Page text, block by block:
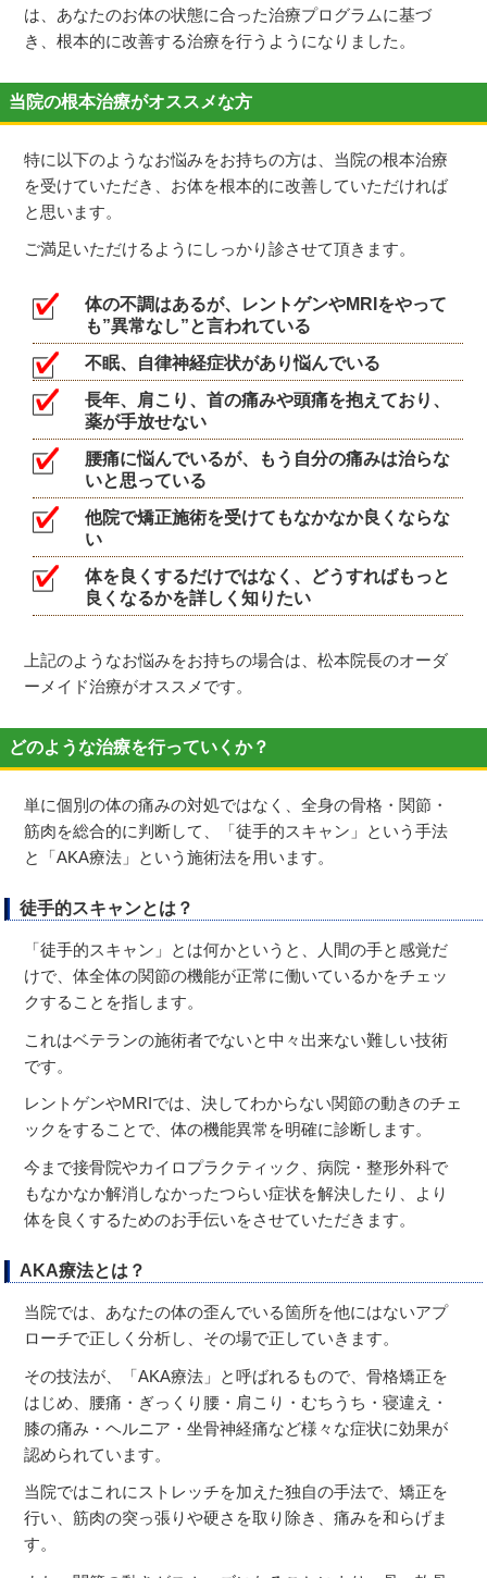
は、あなたのお体の状態に合った治療プログラムに基づ
き、根本的に改善する治療を行うようになりました。
当院の根本治療がオススメな方
特に以下のようなお悩みをお持ちの方は、当院の根本治療
を受けていただき、お体を根本的に改善していただければ
と思います。
ご満足いただけるようにしっかり診させて頂きます。
体の不調はあるが、レントゲンやMRIをやって
も”異常なし”と言われている
不眠、自律神経症状があり悩んでいる
長年、肩こり、首の痛みや頭痛を抱えており、
薬が手放せない
腰痛に悩んでいるが、もう自分の痛みは治らな
いと思っている
他院で矯正施術を受けてもなかなか良くならな
い
体を良くするだけではなく、どうすればもっと
良くなるかを詳しく知りたい
上記のようなお悩みをお持ちの場合は、松本院長のオーダ
ーメイド治療がオススメです。
どのような治療を行っていくか？
単に個別の体の痛みの対処ではなく、全身の骨格・関節・
筋肉を総合的に判断して、「徒手的スキャン」という手法
と「AKA療法」という施術法を用います。
徒手的スキャンとは？
「徒手的スキャン」とは何かというと、人間の手と感覚だ
けで、体全体の関節の機能が正常に働いているかをチェッ
クすることを指します。
これはベテランの施術者でないと中々出来ない難しい技術
です。
レントゲンやMRIでは、決してわからない関節の動きのチェ
ックをすることで、体の機能異常を明確に診断します。
今まで接骨院やカイロプラクティック、病院・整形外科で
もなかなか解消しなかったつらい症状を解決したり、より
体を良くするためのお手伝いをさせていただきます。
AKA療法とは？
当院では、あなたの体の歪んでいる箇所を他にはないアプ
ローチで正しく分析し、その場で正していきます。
その技法が、「AKA療法」と呼ばれるもので、骨格矯正を
はじめ、腰痛・ぎっくり腰・肩こり・むちうち・寝違え・
膝の痛み・ヘルニア・坐骨神経痛など様々な症状に効果が
認められています。
当院ではこれにストレッチを加えた独自の手法で、矯正を
行い、筋肉の突っ張りや硬さを取り除き、痛みを和らげま
す。